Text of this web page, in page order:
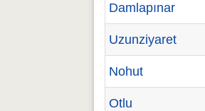
Damlapınar
Uzunziyaret
Nohut
Otlu